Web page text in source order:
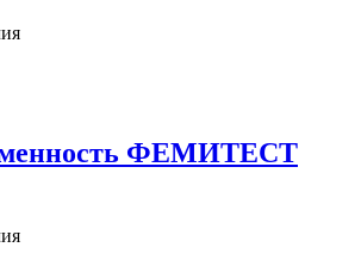
ФЕМИТЕСТ